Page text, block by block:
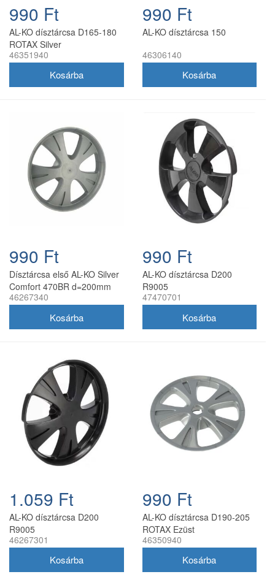
990 Ft
AL-KO dísztárcsa D165-180
ROTAX Silver
46351940
990 Ft
AL-KO dísztárcsa 150
46306140
990 Ft
Dísztárcsa első AL-KO Silver
Comfort 470BR d=200mm
46267340
990 Ft
AL-KO dísztárcsa D200
R9005
47470701
1.059 Ft
AL-KO dísztárcsa D200
R9005
46267301
990 Ft
AL-KO dísztárcsa D190-205
ROTAX Ezüst
46350940